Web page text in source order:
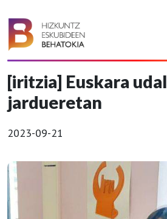
[iritzia] Euskara udal
jardueretan
2023-09-21